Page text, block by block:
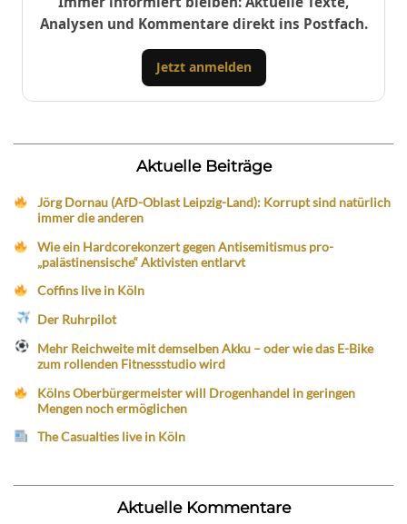
Analysen und Kommentare direkt ins Postfach.
Jetzt anmelden
Aktuelle Beiträge
Jörg Dornau (AfD-Oblast Leipzig-Land): Korrupt sind natürlich
immer die anderen
Wie ein Hardcorekonzert gegen Antisemitismus pro-
„palästinensische“ Aktivisten entlarvt
Coffins live in Köln
Der Ruhrpilot
Mehr Reichweite mit demselben Akku – oder wie das E-Bike
zum rollenden Fitnessstudio wird
Kölns Oberbürgermeister will Drogenhandel in geringen
Mengen noch ermöglichen
The Casualties live in Köln
Aktuelle Kommentare